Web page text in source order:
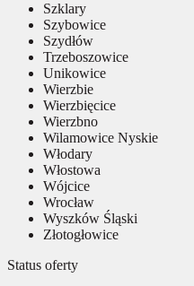
Szklary
Szybowice
Szydłów
Trzeboszowice
Unikowice
Wierzbie
Wierzbięcice
Wierzbno
Wilamowice Nyskie
Włodary
Włostowa
Wójcice
Wrocław
Wyszków Śląski
Złotogłowice
Status oferty